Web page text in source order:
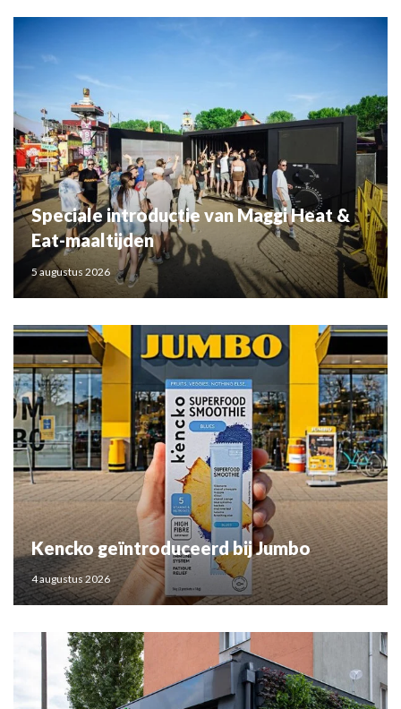
Speciale introductie van Maggi Heat &
Eat-maaltijden
5 augustus 2026
Kencko geïntroduceerd bij Jumbo
4 augustus 2026